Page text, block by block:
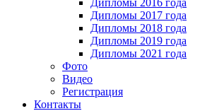
Дипломы 2017 года
Дипломы 2018 года
Дипломы 2019 года
Дипломы 2021 года
Фото
Видео
Регистрация
Контакты